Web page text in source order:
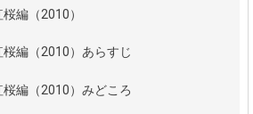
編（2010）
編（2010）あらすじ
編（2010）みどころ